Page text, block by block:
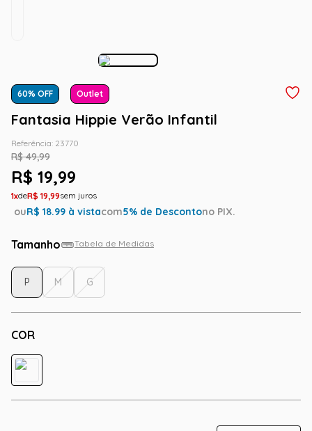
60% OFF Outlet
Fantasia Hippie Verão Infantil
Referência: 23770
R$ 49,99
R$ 19,99
1 R$ 19,99
ouR$ 18.99 à vistacom5% de Descontono PIX.
Tamanho Tabela de Medidas
COR
P M G